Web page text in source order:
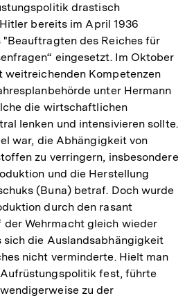
drastisch
bereits im April 1936
"Beauftragten des Reiches für
eingesetzt. Im Oktober
weitreichenden Kompetenzen
unter Hermann
die wirtschaftlichen
lenken und intensivieren sollte.
war, die Abhängigkeit von
zu verringern, insbesondere
und die Herstellung
(Buna) betraf. Doch wurde
durch den rasant
der Wehrmacht gleich wieder
sich die Auslandsabhängigkeit
nicht verminderte. Hielt man
fest, führte
zu der